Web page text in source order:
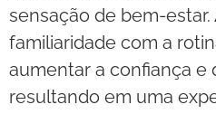
sensação de bem-estar.
familiaridade com a
aumentar a confiança e
resultando em uma